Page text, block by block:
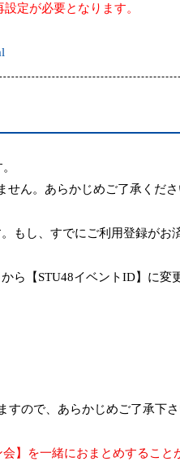
定が必要となります。
ん。あらかじめご了承くださ
もし、すでにご利用登録がお
から 【 STU48イベントID】 に変
すので、あらかじめご了承下さ
】 を一緒におまとめすること